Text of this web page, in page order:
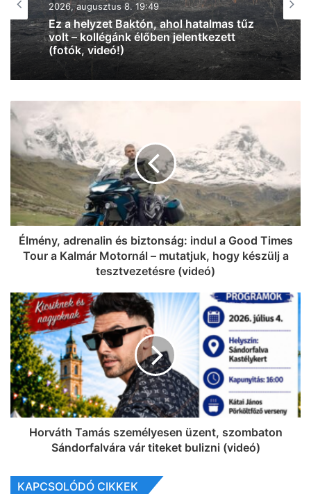
2026, augusztus 8. 18:00
Vasárnap újra belehúz a meleg, 34 fok
lesz
Élmény, adrenalin és biztonság: indul a Good Times
Tour a Kalmár Motornál – mutatjuk, hogy készülj a
tesztvezetésre (videó)
Horváth Tamás személyesen üzent, szombaton
Sándorfalvára vár titeket bulizni (videó)
KAPCSOLÓDÓ CIKKEK